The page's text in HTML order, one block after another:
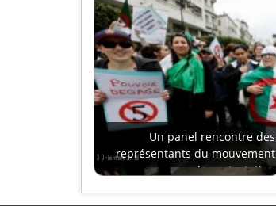
Un panel rencontre des
représentants du mouvement
de protestation